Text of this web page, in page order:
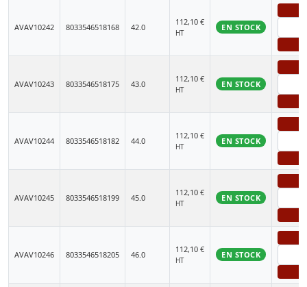
AVAV10242 8033546518168 42.0
112,10 €
HT
EN STOCK
AVAV10243 8033546518175 43.0
112,10 €
HT
EN STOCK
AVAV10244 8033546518182 44.0
112,10 €
HT
EN STOCK
AVAV10245 8033546518199 45.0
112,10 €
HT
EN STOCK
AVAV10246 8033546518205 46.0
112,10 €
HT
EN STOCK